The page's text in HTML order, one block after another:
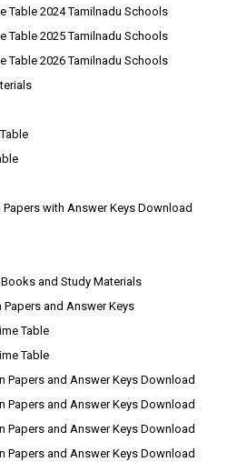
Table 2024 Tamilnadu Schools
Table 2025 Tamilnadu Schools
Table 2026 Tamilnadu Schools
Papers with Answer Keys Download
and Study Materials
and Answer Keys
Table
Table
Papers and Answer Keys Download
Papers and Answer Keys Download
Papers and Answer Keys Download
Papers and Answer Keys Download